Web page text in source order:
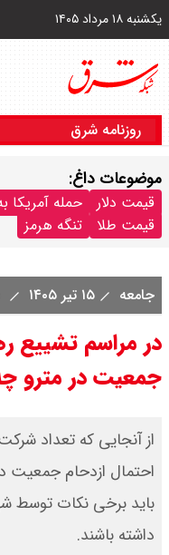
یکشنبه ۱۸ مرداد ۱۴۰۵
روزنامه شرق
موضوعات داغ:
قیمت دلار حمله آمریکا
قیمت طلا
تنگه هرمز
جامعه ۱۵ تیر ۱۴۰۵
در مراسم تشییع
جمعیت در مترو
از آنجایی که تعداد
احتمال ازدحام جمعیت
باید برخی نکات توسط
داشته باشند.